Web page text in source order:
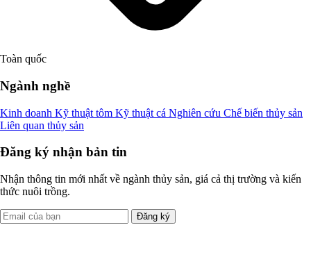
Toàn quốc
Ngành nghề
Kinh doanh Kỹ thuật tôm Kỹ thuật cá Nghiên cứu Chế biến thủy sản
Liên quan thủy sản
Đăng ký nhận bản tin
Nhận thông tin mới nhất về ngành thủy sản, giá cả thị trường và kiến
thức nuôi trồng.
Đăng ký